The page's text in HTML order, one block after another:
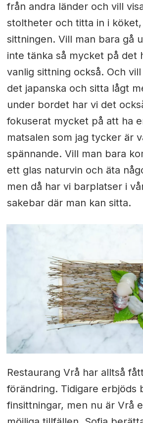
från andra länder och vill
stoltheter och titta in i
sittningen. Vill man bara gå
inte tänka så mycket på det
vanlig sittning också. Och
det japanska och sitta lågt
under bordet har vi det
fokuserat mycket på att ha
matsalen som jag tycker är
spännande. Vill man bara
ett glas naturvin och äta
men då har vi barplatser i
sakebar där man kan sitta.
Restaurang Vrå har alltså
förändring. Tidigare erbjöds
finsittningar, men nu är Vrå